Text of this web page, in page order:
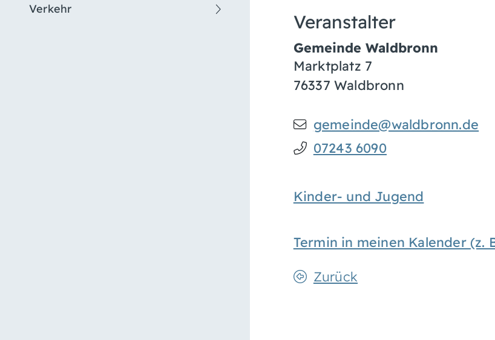
Verkehr
Veranstalter
Gemeinde Waldbronn
Marktplatz 7
76337 Waldbronn
gemeinde@waldbronn.de
07243 6090
Kinder- und Jugend
Termin in meinen Kalender (z.
Zurück